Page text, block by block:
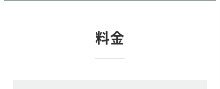
準備を開始したい
料金